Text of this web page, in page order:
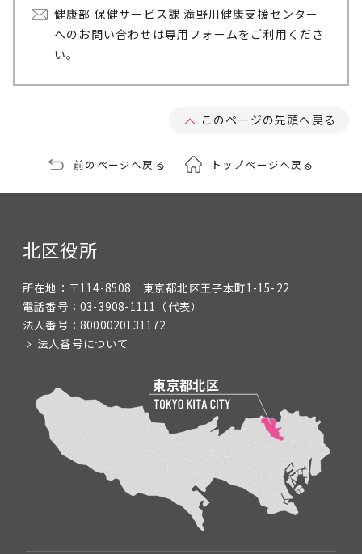
健康部 保健サービス課 滝野川健康支援センター
へのお問い合わせは専用フォームをご利用くださ
い。
このページの先頭へ戻る
前のページへ戻る トップページへ戻る
北区役所
所在地： 〒114-8508 東京都北区王子本町1-15-22
電話番号： 03-3908-1111 （代表）
法人番号： 8000020131172
法人番号について